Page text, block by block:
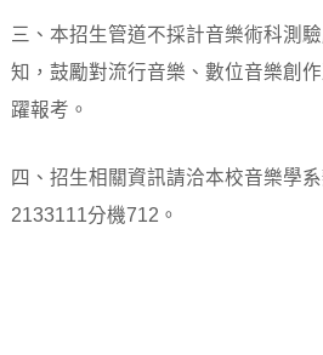
三、本招生管道不採計音樂術科測
知，鼓勵對流行音樂、數位音樂創
躍報考。
四、招生相關資訊請洽本校音樂學
2133111分機712。